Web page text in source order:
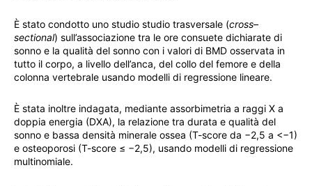
È stato condotto uno studio studio trasversale (cross–
sectional) sull’associazione tra le ore consuete dichiarate di
sonno e la qualità del sonno con i valori di BMD osservata in
tutto il corpo, a livello dell’anca, del collo del femore e della
colonna vertebrale usando modelli di regressione lineare.
È stata inoltre indagata, mediante assorbimetria a raggi X a
doppia energia (DXA), la relazione tra durata e qualità del
sonno e bassa densità minerale ossea (T-score da −2,5 a <−1)
e osteoporosi (T-score ≤ −2,5), usando modelli di regressione
multinomiale.